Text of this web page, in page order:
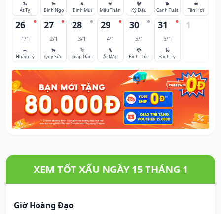
🐍
Ất Tỵ
🐎
Bính Ngọ
🐐
Đinh Mùi
🐒
Mậu Thân
🐓
Kỷ Dậu
🐕
Canh Tuất
🐖
Tân Hợi
26
1/1
🐀
Nhâm Tý
27
2/1
🐂
Quý Sửu
28
3/1
🐅
Giáp Dần
29
4/1
🐈
Ất Mão
30
5/1
🐉
Bính Thìn
31
6/1
🐍
Đinh Tỵ
1
XEM TỐT XẤU NGÀY 15 THÁNG 1
Giờ Hoàng Đạo